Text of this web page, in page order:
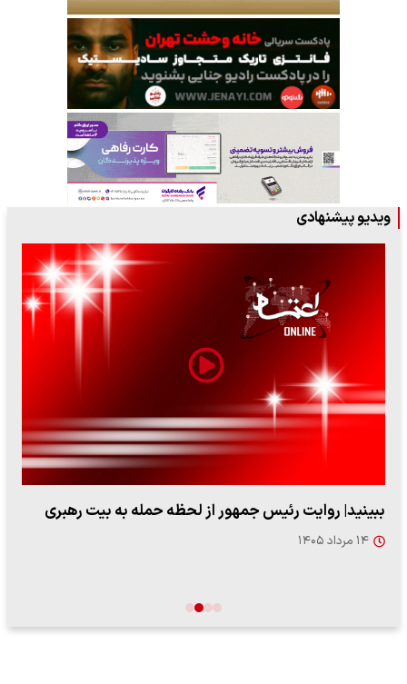
ویدیو پیشنهادی
ببینید| روایت رئیس جمهور از لحظه حمله به بیت رهبری
۱۴ مرداد ۱۴۰۵